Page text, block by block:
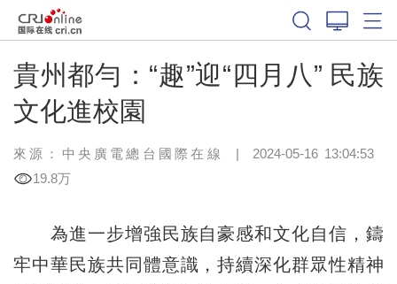
貴州都勻：“趣”迎“四月八” 民族
文化進校園
來源：中央廣電總台國際在線 | 2024-05-16 13:04:53
19.8万
為進一步增強民族自豪感和文化自信，鑄
牢中華民族共同體意識，持續深化群眾性精神